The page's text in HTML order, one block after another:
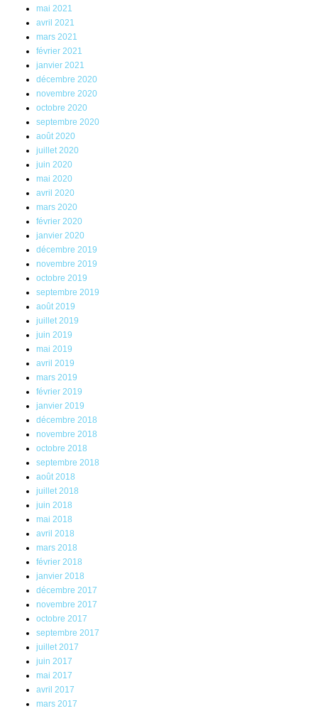
mai 2021
avril 2021
mars 2021
février 2021
janvier 2021
décembre 2020
novembre 2020
octobre 2020
septembre 2020
août 2020
juillet 2020
juin 2020
mai 2020
avril 2020
mars 2020
février 2020
janvier 2020
décembre 2019
novembre 2019
octobre 2019
septembre 2019
août 2019
juillet 2019
juin 2019
mai 2019
avril 2019
mars 2019
février 2019
janvier 2019
décembre 2018
novembre 2018
octobre 2018
septembre 2018
août 2018
juillet 2018
juin 2018
mai 2018
avril 2018
mars 2018
février 2018
janvier 2018
décembre 2017
novembre 2017
octobre 2017
septembre 2017
juillet 2017
juin 2017
mai 2017
avril 2017
mars 2017